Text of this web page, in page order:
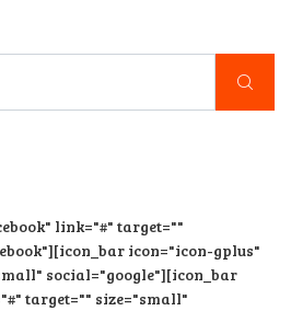
link="#" target=""
icon="icon-gplus"
social="google"][icon_bar
target="" size="small"